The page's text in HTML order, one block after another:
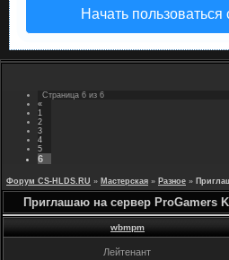
Начать пользоваться
Страница 6 из 6
«
1
2
3
4
5
6
Форум CS-HLDS.RU » Мастерская » Разное »
Приглашаю на сервер ProGamers
wbmpm
Лейтенант